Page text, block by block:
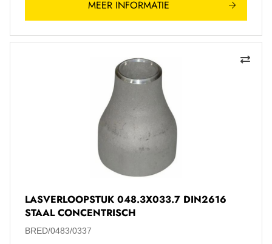
MEER INFORMATIE
LASVERLOOPSTUK 048.3X033.7 DIN2616
STAAL CONCENTRISCH
BRED/0483/0337